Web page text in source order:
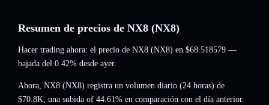
Resumen de precios de NX8 (NX8)
Hacer trading ahora: el precio de NX8 (NX8) en $68.518579 —
bajada del 0.42% desde ayer.
Ahora, NX8 (NX8) registra un volumen diario (24 horas) de
$70.8K, una subida of 44.61% en comparación con el día anterior.